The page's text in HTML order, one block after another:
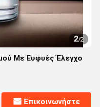
2/2
Με Ευφυές Έλεγχο
Επικοινωνήστε